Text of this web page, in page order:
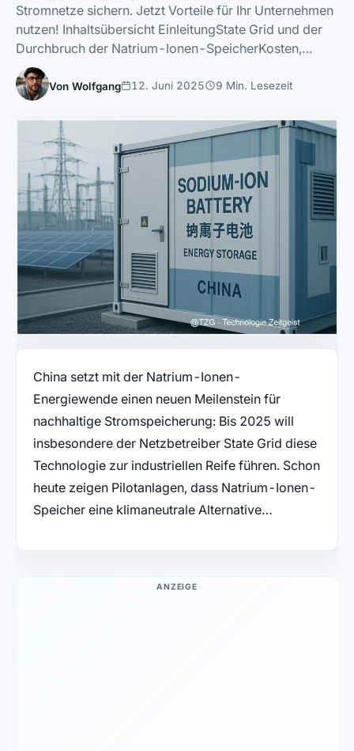
Stromnetze sichern. Jetzt Vorteile für Ihr Unternehmen
nutzen! Inhaltsübersicht EinleitungState Grid und der
Durchbruch der Natrium-Ionen-SpeicherKosten,…
Von Wolfgang 12. Juni 2025 9 Min. Lesezeit
China setzt mit der Natrium-Ionen-
Energiewende einen neuen Meilenstein für
nachhaltige Stromspeicherung: Bis 2025 will
insbesondere der Netzbetreiber State Grid diese
Technologie zur industriellen Reife führen. Schon
heute zeigen Pilotanlagen, dass Natrium-Ionen-
Speicher eine klimaneutrale Alternative…
ANZEIGE